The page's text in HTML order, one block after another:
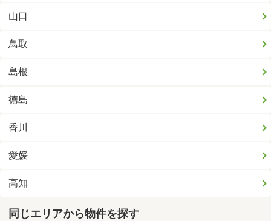
山口
鳥取
島根
徳島
香川
愛媛
高知
同じエリアから物件を探す